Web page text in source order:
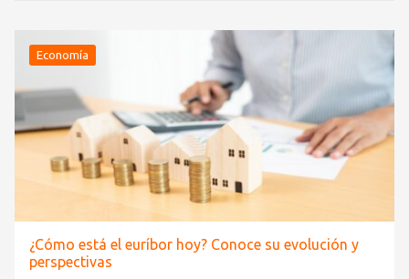
Economía
¿Cómo está el euríbor hoy? Conoce su evolución y
perspectivas